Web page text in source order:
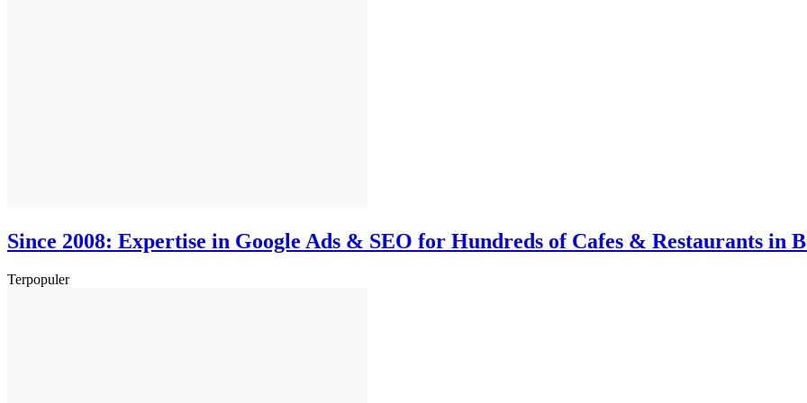
Since 2008: Expertise in Google Ads & SEO for Hundreds of Cafes & Restaurants in
Terpopuler